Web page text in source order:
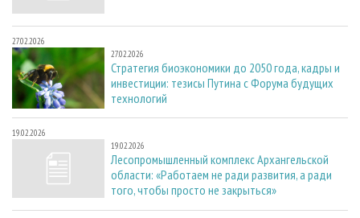
27.02.2026
27.02.2026
Стратегия биоэкономики до 2050 года, кадры и
инвестиции: тезисы Путина с Форума будущих
технологий
19.02.2026
19.02.2026
Лесопромышленный комплекс Архангельской
области: «Работаем не ради развития, а ради
того, чтобы просто не закрыться»